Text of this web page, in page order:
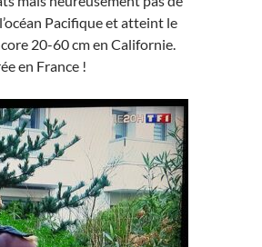
Pacifique et atteint le
20-60 cm en Californie.
en France !